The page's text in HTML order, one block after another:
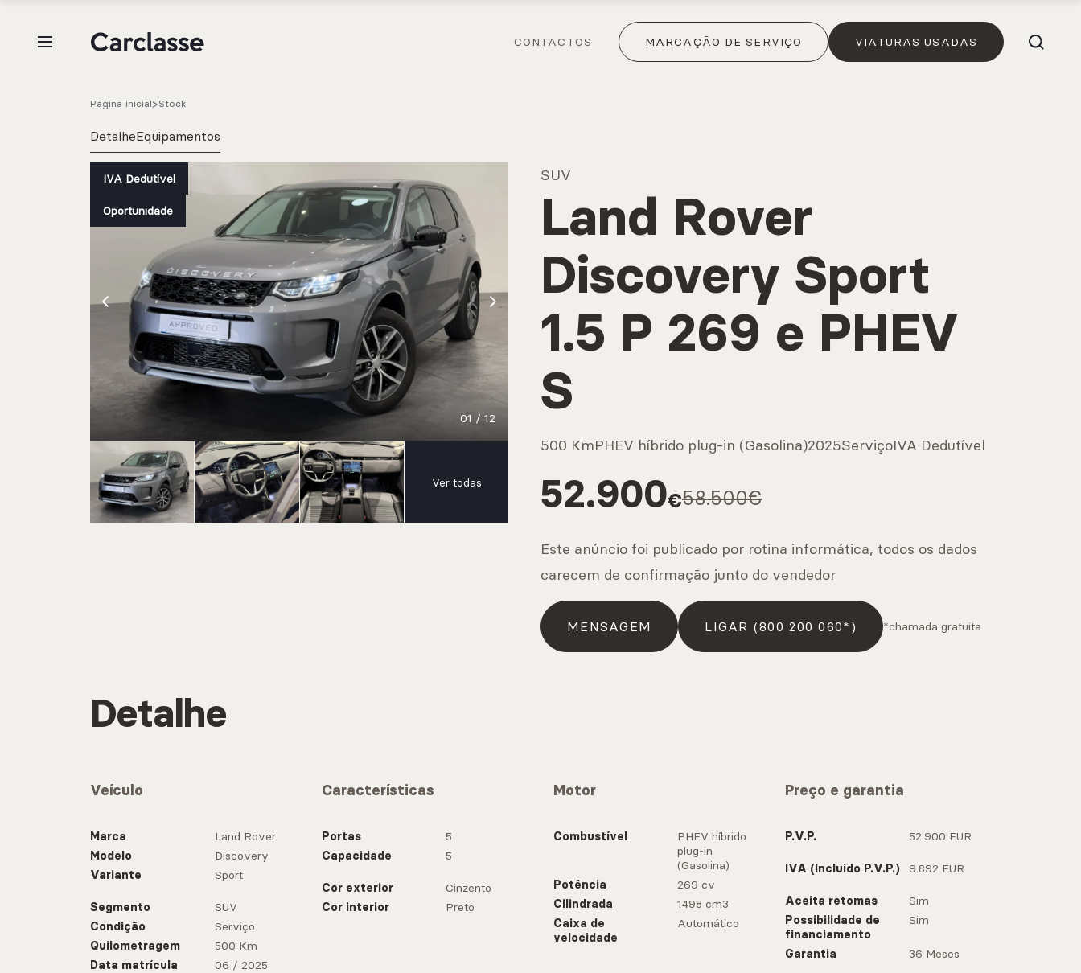
CONTACTOS MARCAÇÃO DE SERVIÇO VIATURAS USADAS
Página inicial Stock
DetalheEquipamentos
01 / 12
IVA Dedutível
Oportunidade
Ver todas
SUV
Land Rover
Discovery Sport
1.5 P 269 e PHEV
S
500 KmPHEV híbrido plug-in (Gasolina)2025ServiçoIVA Dedutível
52.900€58.500€
MENSAGEM LIGAR (800 200 060*) *chamada gratuita
Este anúncio foi publicado por rotina informática, todos os dados
carecem de confirmação junto do vendedor
Detalhe
Veículo
Marca
Land Rover
Modelo
Discovery
Variante
Sport
Segmento
SUV
Condição
Serviço
Quilometragem
500 Km
Data matrícula
06 / 2025
Características
Portas
5
Capacidade
5
Cor exterior
Cinzento
Cor interior
Preto
Motor
Combustível
PHEV híbrido
plug-in
(Gasolina)
Potência
269 cv
Cilindrada
1498 cm3
Caixa de
velocidade
Automático
Preço e garantia
P.V.P. 52.900 EUR
IVA (Incluído P.V.P.) 9.892 EUR
Aceita retomas
Sim
Possibilidade de
financiamento
Sim
Garantia 36 Meses
e.g. Mercedes-Benz; BMW; Ford
Stock
CARREGAR MAIS
Marcas